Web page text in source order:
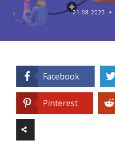
21.08.2023
Facebook
Pinterest